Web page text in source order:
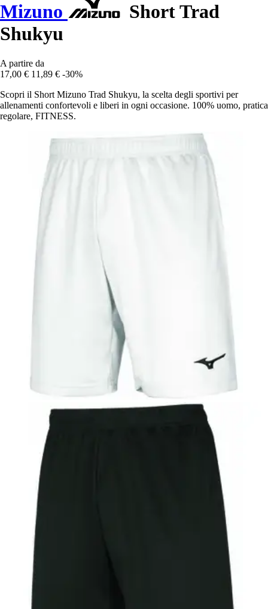
Mizuno
Short Trad
Shukyu
A partire da
17,00 € 11,89 € -30%
Scopri il Short Mizuno Trad Shukyu, la scelta degli sportivi per
allenamenti confortevoli e liberi in ogni occasione. 100% uomo, pratica
regolare, FITNESS.